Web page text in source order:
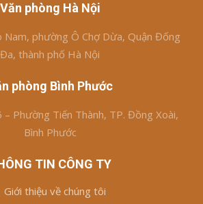
Văn phòng Hà Nội
Nam, phường Ô Chợ Dừa, Quận Đống
Đa, thành phố Hà Nội
phòng Bình Phước
– Phường Tiến Thành, TP. Đồng Xoài,
Bình Phước
TIN CÔNG TY
Giới thiệu về chúng tôi